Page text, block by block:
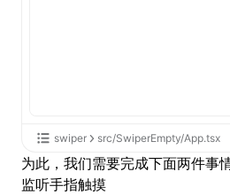
swiper src/SwiperEmpty/App.tsx
为此，我们需要完成下面两件事
监听手指触摸